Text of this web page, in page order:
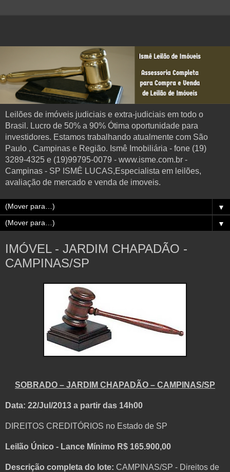
Leilões de imóveis judiciais e extra-judiciais em todo o
Brasil. Lucro de 50% a 90% Ótima oportunidade para
investidores. Estamos trabalhando atualmente com São
Paulo , Campinas e Região. Ismê Imobiliária - fone (19)
3289-4325 e (19)99795-0079 - www.isme.com.br -
Campinas - SP ISMÊ LUCAS,Especialista em leilões,
avaliação de mercado e venda de imoveis.
▼
▼
IMÓVEL - JARDIM CHAPADÃO -
CAMPINAS/SP
SOBRADO – JARDIM CHAPADÃO – CAMPINAS/SP
Data: 22/Jul/2013 a partir das 14h00
DIREITOS CREDITÓRIOS no Estado de SP
Leilão Único - Lance Mínimo R$ 165.900,00
Descrição completa do lote: CAMPINAS/SP - Direitos de